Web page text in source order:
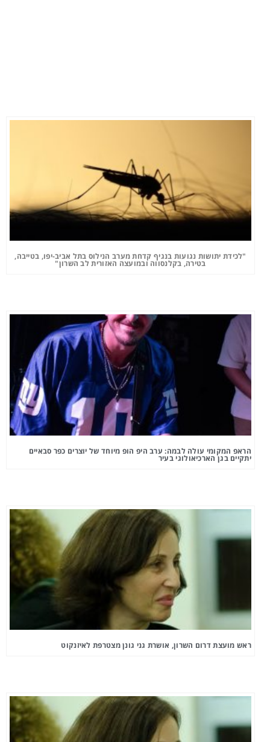
"לכידת יתושות נגועות בנגיף קדחת מערב הנילוס בתל אביב-יפו, בטייבה,
בטירה, בקלנסווה ובמועצה האזורית לב השרון"
הראפ המקומי עולה לבמה: ערב היפ הופ מיוחד של יוצרים כפר סבאיים
יתקיים בגן הארכיאולוגי בעיר
ראש מועצת דרום השרון, אושרת גני גונן מצטרפת לאיזנקוט